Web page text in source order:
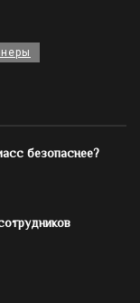
безопаснее?